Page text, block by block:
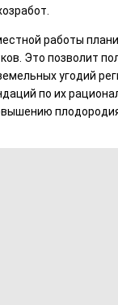
работы
Это позволит
угодий
по их